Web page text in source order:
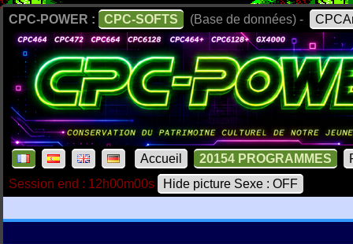
CPC-POWER : CPC-SOFTS (Base de données) -
Accueil 20154 PROGRAMMES
Session end : 12h00m00s
Hide picture Sexe : OFF